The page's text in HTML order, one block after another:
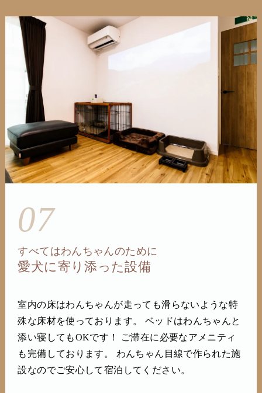
07
すべてはわんちゃんのために
愛犬に寄り添った設備
室内の床はわんちゃんが走っても滑らないような特
殊な床材を使っております。 ベッドはわんちゃんと
添い寝してもOKです！ ご滞在に必要なアメニティ
も完備しております。 わんちゃん目線で作られた施
設なのでご安心して宿泊してください。